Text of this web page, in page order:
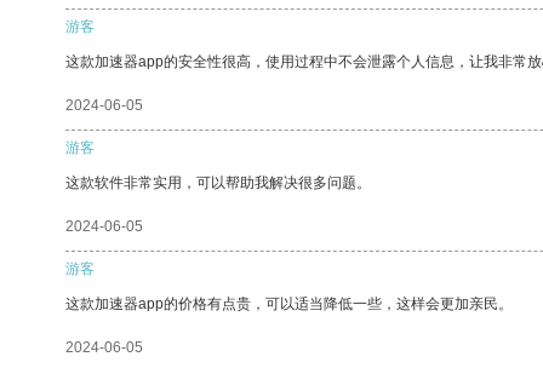
游客
这款加速器app的安全性很高，使用过程中不会泄露个人信息，让我非常
2024-06-05
游客
这款软件非常实用，可以帮助我解决很多问题。
2024-06-05
游客
这款加速器app的价格有点贵，可以适当降低一些，这样会更加亲民。
2024-06-05